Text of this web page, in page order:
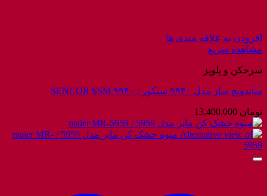
افزودن به علاقه مندی ها
مشاهده سریع
سرخکن و پلوپز
ساندویچ ساز مدل ۹۹۴۰ سنکور / SENCOR SSM ۹۹۴۰
تومان